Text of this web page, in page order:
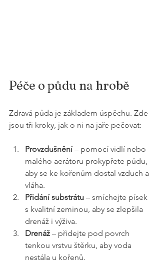
Péče o půdu na hrobě
Zdravá půda je základem úspěchu. Zde
jsou tři kroky, jak o ni na jaře pečovat:
Provzdušnění – pomocí vidlí nebo
malého aerátoru prokypřete půdu,
aby se ke kořenům dostal vzduch a
vláha.
Přidání substrátu – smíchejte písek
s kvalitní zeminou, aby se zlepšila
drenáž i výživa.
Drenáž – přidejte pod povrch
tenkou vrstvu štěrku, aby voda
nestála u kořenů.